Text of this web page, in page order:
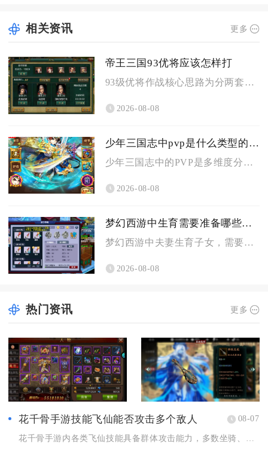
相关资讯 更多
帝王三国93优将应该怎样打
93级优将作战核心思路为分两套成型阵容，刷黄练级选用智步搭配...
2026-08-08
少年三国志中pvp是什么类型的游戏
少年三国志中的PVP是多维度分层的玩家实时异步卡牌策略对战类...
2026-08-08
梦幻西游中生育需要准备哪些条件
梦幻西游中夫妻生育子女，需要备好专属房屋、达标角色等级与夫妻...
2026-08-08
热门资讯 更多
花千骨手游技能飞仙能否攻击多个敌人 08-07